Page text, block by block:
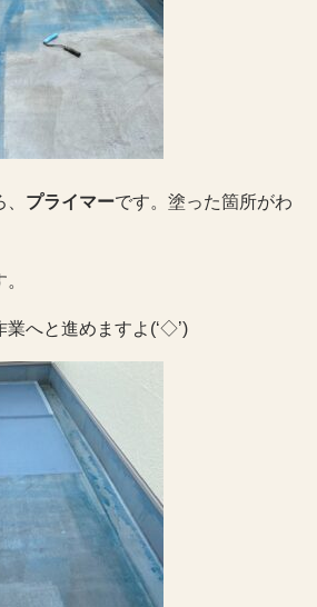
プライマーです。塗った箇所がわ
へと進めますよ(‘◇’)ゞ